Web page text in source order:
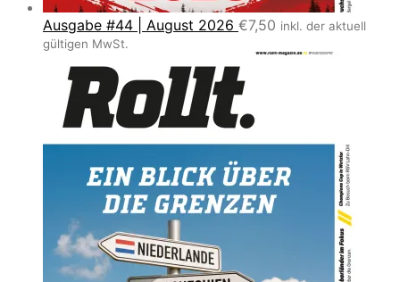
Ausgabe #44 | August 2026 €7,50 inkl. der aktuell
gültigen MwSt.